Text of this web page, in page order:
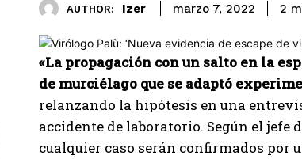
AUTHOR: Izer marzo 7, 2022 2
«La propagación con un salto en la
de murciélago que se adaptó
relanzando la hipótesis en una
accidente de laboratorio. Según el jefe
cualquier caso serán confirmados por